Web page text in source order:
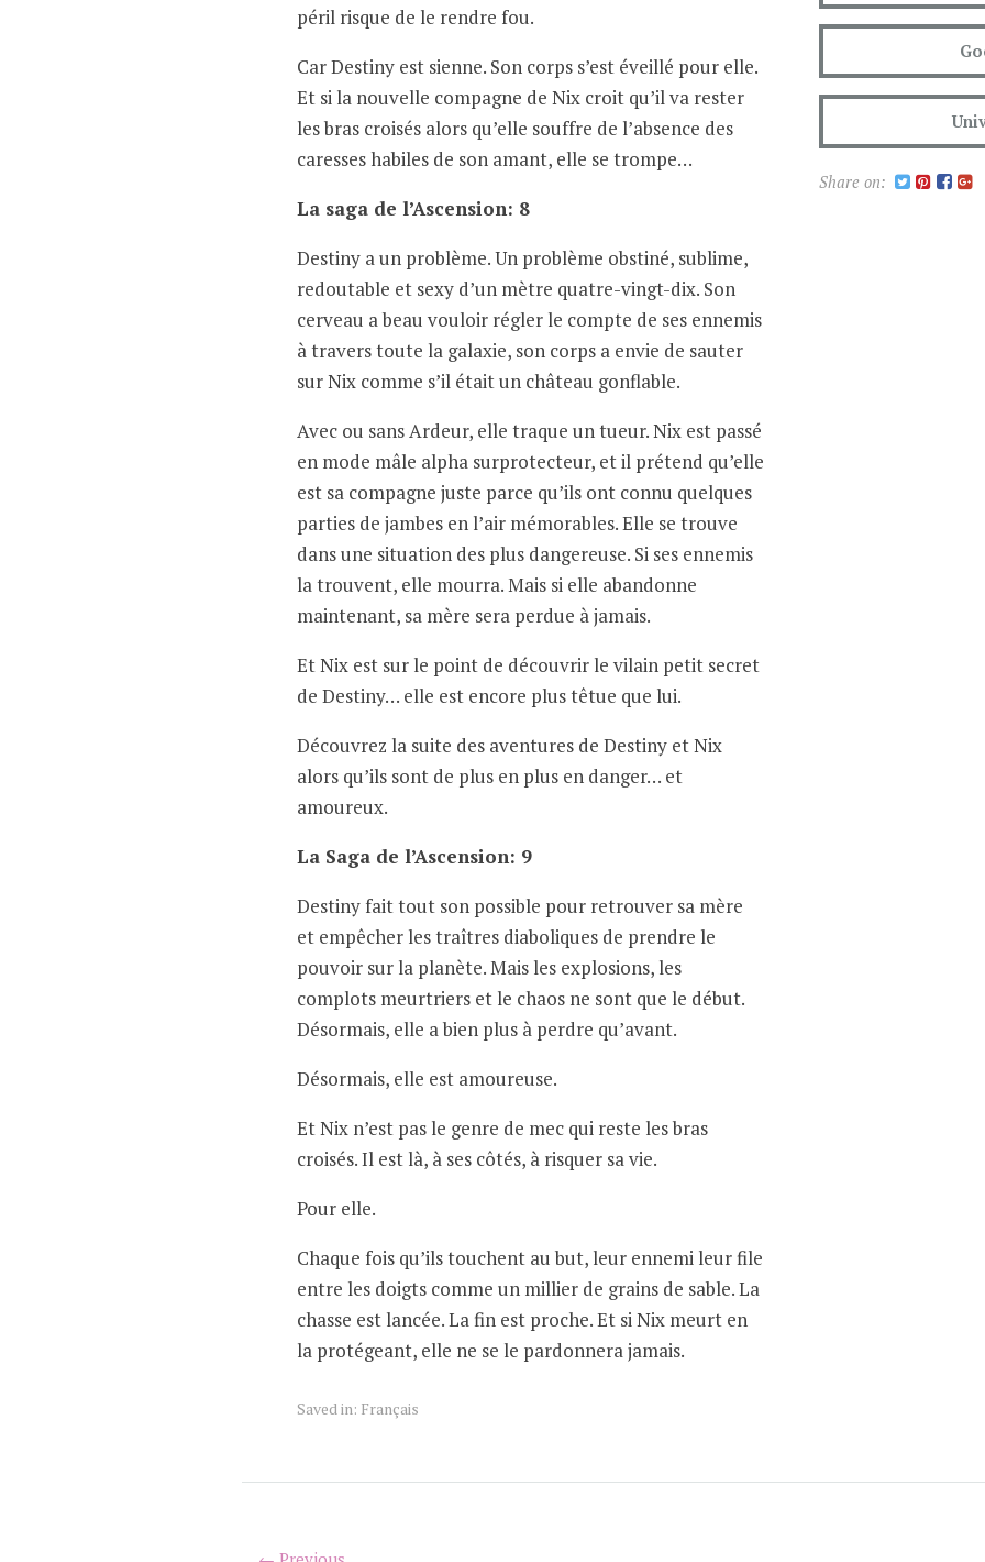
péril risque de le rendre fou.
Car Destiny est sienne. Son corps s’est éveillé pour elle.
Et si la nouvelle compagne de Nix croit qu’il va rester
les bras croisés alors qu’elle souffre de l’absence des
caresses habiles de son amant, elle se trompe…
La saga de l’Ascension: 8
Destiny a un problème. Un problème obstiné, sublime,
redoutable et sexy d’un mètre quatre-vingt-dix. Son
cerveau a beau vouloir régler le compte de ses ennemis
à travers toute la galaxie, son corps a envie de sauter
sur Nix comme s’il était un château gonflable.
Avec ou sans Ardeur, elle traque un tueur. Nix est passé
en mode mâle alpha surprotecteur, et il prétend qu’elle
est sa compagne juste parce qu’ils ont connu quelques
parties de jambes en l’air mémorables. Elle se trouve
dans une situation des plus dangereuse. Si ses ennemis
la trouvent, elle mourra. Mais si elle abandonne
maintenant, sa mère sera perdue à jamais.
Et Nix est sur le point de découvrir le vilain petit secret
de Destiny… elle est encore plus têtue que lui.
Découvrez la suite des aventures de Destiny et Nix
alors qu’ils sont de plus en plus en danger… et
amoureux.
La Saga de l’Ascension: 9
Destiny fait tout son possible pour retrouver sa mère
et empêcher les traîtres diaboliques de prendre le
pouvoir sur la planète. Mais les explosions, les
complots meurtriers et le chaos ne sont que le début.
Désormais, elle a bien plus à perdre qu’avant.
Désormais, elle est amoureuse.
Et Nix n’est pas le genre de mec qui reste les bras
croisés. Il est là, à ses côtés, à risquer sa vie.
Pour elle.
Chaque fois qu’ils touchent au but, leur ennemi leur file
entre les doigts comme un millier de grains de sable. La
chasse est lancée. La fin est proche. Et si Nix meurt en
la protégeant, elle ne se le pardonnera jamais.
Saved in: Français
Share on: